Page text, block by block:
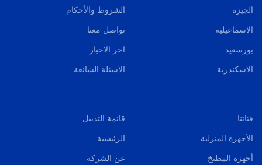
الجيزة
الاسماعيلية
بورسعيد
الاسكندرية
الشروط والأحكام
تواصل معنا
اخر الاخبار
الاسئلة الشائعة
فئاتنا
الأجهزة المنزلية
أجهزة المطبخ
قائمة التذييل
الرئيسية
عن الشركة